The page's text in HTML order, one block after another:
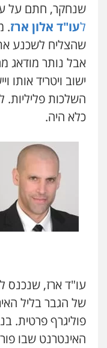
שנחקר, חתם על
לעו"ד אלון ארז.
שהצליח לשכנע
אבל נותר מודאג
ישוב ויטריד אותו
השלכות פליליות.
כלא היה.
עו"ד ארז, שנכנס
של הגבר בליל
פוליגרף פרטית.
האינטרנט שבו